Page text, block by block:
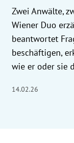
Untermenü
Zwei Anwälte,
Wiener Duo
beantwortet
beschäftigen,
wie er oder sie
14.02.26